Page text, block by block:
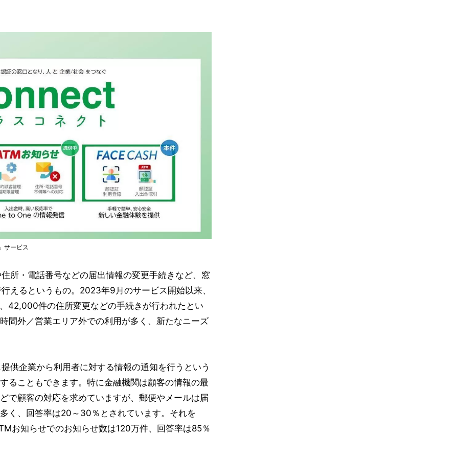
サービス
所・電話番号などの届出情報の変更手続きなど、窓
えるというもの。2023年9月のサービス開始以来、
42,000件の住所変更などの手続きが行われたとい
間外／営業エリア外での利用が多く、新たなニーズ
供企業から利用者に対する情報の通知を行うという
ることもできます。特に金融機関は顧客の情報の最
で顧客の対応を求めていますが、郵便やメールは届
く、回答率は20～30％とされています。それを
お知らせでのお知らせ数は120万件、回答率は85％